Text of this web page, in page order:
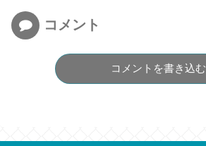
コメント
コメントを書き込む